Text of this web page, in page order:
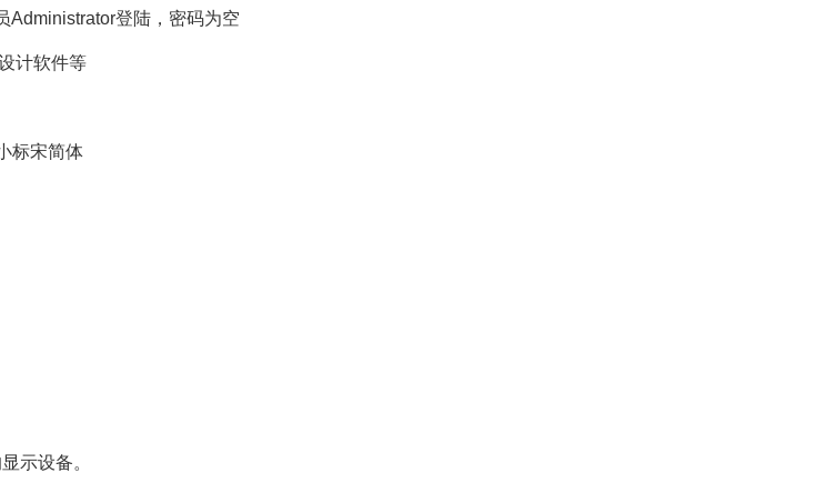
登陆，密码为空
计软件等
标宋简体
示设备。